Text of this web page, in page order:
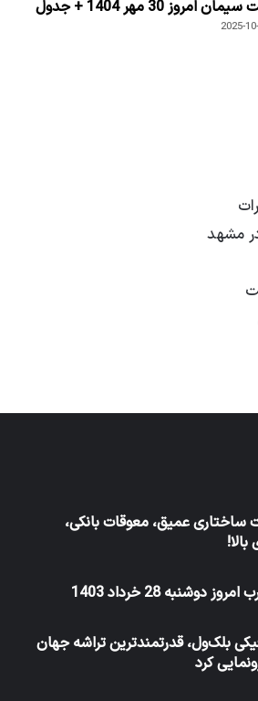
امروز 30 مهر 1404 + جدول
2025-
مشهد
ساختاری عمیق، معوقات بانکی،
28 خرداد 1403
بلک‌ول، قدرتمندترین تراشه جهان
کرد